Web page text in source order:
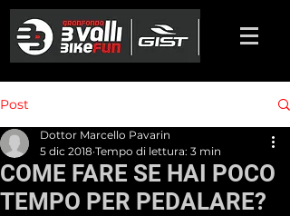
Post
COME FARE SE HAI POCO
TEMPO PER PEDALARE?
Dottor Marcello Pavarin
5 dic 2018 Tempo di lettura: 3 min